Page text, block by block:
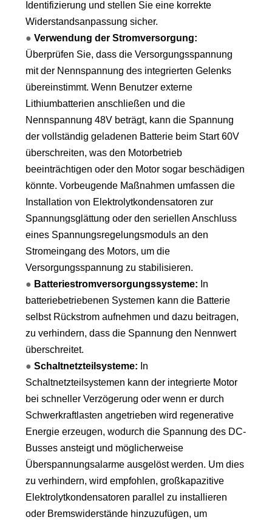
Identifizierung und stellen Sie eine korrekte
Widerstandsanpassung sicher.
● Verwendung der Stromversorgung:
Überprüfen Sie, dass die Versorgungsspannung
mit der Nennspannung des integrierten Gelenks
übereinstimmt. Wenn Benutzer externe
Lithiumbatterien anschließen und die
Nennspannung 48V beträgt, kann die Spannung
der vollständig geladenen Batterie beim Start 60V
überschreiten, was den Motorbetrieb
beeinträchtigen oder den Motor sogar beschädigen
könnte. Vorbeugende Maßnahmen umfassen die
Installation von Elektrolytkondensatoren zur
Spannungsglättung oder den seriellen Anschluss
eines Spannungsregelungsmoduls an den
Stromeingang des Motors, um die
Versorgungsspannung zu stabilisieren.
● Batteriestromversorgungssysteme: In
batteriebetriebenen Systemen kann die Batterie
selbst Rückstrom aufnehmen und dazu beitragen,
zu verhindern, dass die Spannung den Nennwert
überschreitet.
● Schaltnetzteilsysteme: In
Schaltnetzteilsystemen kann der integrierte Motor
bei schneller Verzögerung oder wenn er durch
Schwerkraftlasten angetrieben wird regenerative
Energie erzeugen, wodurch die Spannung des DC-
Busses ansteigt und möglicherweise
Überspannungsalarme ausgelöst werden. Um dies
zu verhindern, wird empfohlen, großkapazitive
Elektrolytkondensatoren parallel zu installieren
oder Bremswiderstände hinzuzufügen, um